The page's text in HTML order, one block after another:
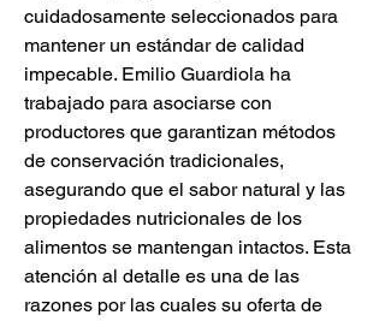
cuidadosamente seleccionados para
mantener un estándar de calidad
impecable. Emilio Guardiola ha
trabajado para asociarse con
productores que garantizan métodos
de conservación tradicionales,
asegurando que el sabor natural y las
propiedades nutricionales de los
alimentos se mantengan intactos. Esta
atención al detalle es una de las
razones por las cuales su oferta de